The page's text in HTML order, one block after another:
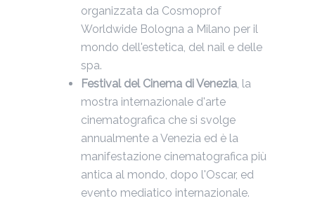
organizzata da Cosmoprof
Worldwide Bologna a Milano per il
mondo dell'estetica, del nail e delle
spa.
Festival del Cinema di Venezia , la
mostra internazionale d'arte
cinematografica che si svolge
annualmente a Venezia ed è la
manifestazione cinematografica più
antica al mondo, dopo l'Oscar, ed
evento mediatico internazionale.